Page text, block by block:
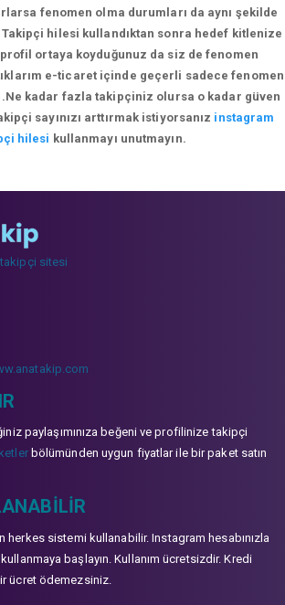
fenomen olma durumları da aynı şekilde
hilesi kullandıktan sonra hedef kitlenize
ortaya koyduğunuz da siz de fenomen
e-ticaret içinde geçerli sadece fenomen
kadar fazla takipçiniz olursa o kadar güven
sayınızı arttırmak istiyorsanız instagram
hilesi kullanmayı unutmayın.
sitesi
paylaşımınıza beğeni ve profilinize takipçi
bölümünden uygun fiyatlar ile bir paket satın
herkes sistemi kullanabilir. Instagram hesabınızla
başlayın. Kullanım ücretsizdir. Kredi
ücret ödemezsiniz.